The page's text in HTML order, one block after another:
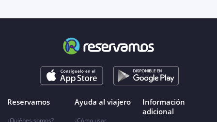
Reservamos Ayuda al viajero
Información
adicional